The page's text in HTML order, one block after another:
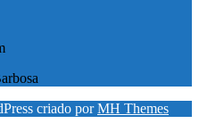
criado porMH Themes